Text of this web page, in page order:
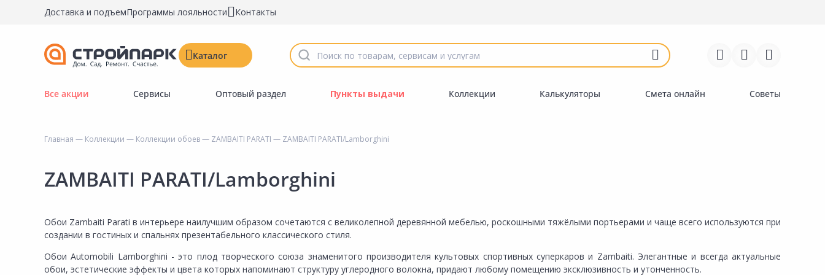
Доставка и подъемПрограммы лояльности Контакты
Каталог
Строительные материалы
Инструменты и крепёж
Керамическая плитка
Потолочные и стеновые покрытия
Краски, герметики, пропитки
Все акции Сервисы Оптовый раздел Пункты выдачи Коллекции Калькуляторы Смета онлайн Советы
Главная — Коллекции — Коллекции обоев— ZAMBAITI PARATI — ZAMBAITI PARATI/Lamborghini
ZAMBAITI PARATI/Lamborghini
Обои Zambaiti Parati в интерьере наилучшим образом сочетаются с великолепной деревянной мебелью, роскошными тяжёлыми портьерами и чаще всего используются при
создании в гостиных и спальнях презентабельного классического стиля.
Обои Automobili Lamborghini - это плод творческого союза знаменитого производителя культовых спортивных суперкаров и Zambaiti. Элегантные и всегда актуальные
обои, эстетические эффекты и цвета которых напоминают структуру углеродного волокна, придают любому помещению эксклюзивность и утонченность.